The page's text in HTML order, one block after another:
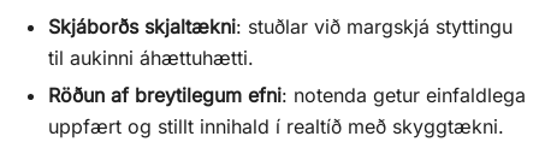
Skjáborðs skjaltækni: stuðlar við margskjá styttingu
til aukinni áhættuhætti.
Röðun af breytilegum efni: notenda getur einfaldlega
uppfært og stillt innihald í realtíð með skyggtækni.